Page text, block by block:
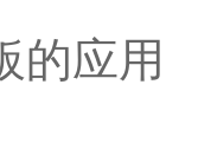
的应用